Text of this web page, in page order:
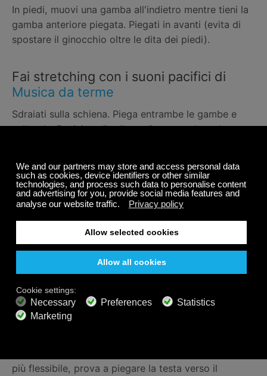
In piedi, muovi una gamba all'indietro mentre tieni la
gamba anteriore piegata. Piegati in avanti (evita di
spostare il ginocchio oltre le dita dei piedi).
Fai stretching con i suoni pacifici di
Musica da terme
Sdraiati sulla schiena. Piega entrambe le gambe e
sollevale. Posiziona il tallone di una gamba sul
Fai stretching con la musica per il
benessere diAromaterapia
Tieni una gamba piegata mentre sei sdraiato. Tira
l'altra gamba verso il petto e tieni la posizione per
percepire l'allungamento.
Fai stretching nel tuoRitiro di yoga
casalingo
più flessibile, prova a piegare la testa verso il